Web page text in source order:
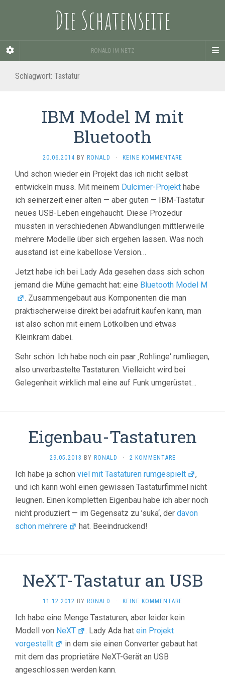
Die Schatenseite
RONALD IM NETZ
Schlagwort: Tastatur
IBM Model M mit
Bluetooth
20.06.2014 BY RONALD · KEINE KOMMENTARE
Und schon wieder ein Projekt das ich nicht selbst
entwickeln muss. Mit meinem Dulcimer-Projekt habe
ich seinerzeit einer alten — aber guten — IBM-Tastatur
neues USB-Leben eingehaucht. Diese Prozedur
mussten in verschiedenen Abwandlungen mittlerweile
mehrere Modelle über sich ergehen lassen. Was noch
ausstand ist eine kabellose Version…
Jetzt habe ich bei Lady Ada gesehen dass sich schon
jemand die Mühe gemacht hat: eine Bluetooth Model M
. Zusammengebaut aus Komponenten die man
praktischerweise direkt bei adafruit kaufen kann, man
ist also schon mit einem Lötkolben und etwas
Kleinkram dabei.
Sehr schön. Ich habe noch ein paar ‚Rohlinge‘ rumliegen,
also unverbastelte Tastaturen. Vielleicht wird bei
Gelegenheit wirklich mal eine auf Funk umgerüstet…
Eigenbau-Tastaturen
29.05.2013 BY RONALD · 2 KOMMENTARE
Ich habe ja schon viel mit Tastaturen rumgespielt
,
und ich kann wohl einen gewissen Tastaturfimmel nicht
leugnen. Einen kompletten Eigenbau habe ich aber noch
nicht produziert — im Gegensatz zu ’suka‘, der davon
schon mehrere
hat. Beeindruckend!
NeXT-Tastatur an USB
11.12.2012 BY RONALD · KEINE KOMMENTARE
Ich habe eine Menge Tastaturen, aber leider kein
Modell von NeXT . Lady Ada hatein Projekt
vorgestellt
in dem sie einen Converter gebaut hat
mit dem das proprietäre NeXT-Gerät an USB
angeschlossen werden kann.